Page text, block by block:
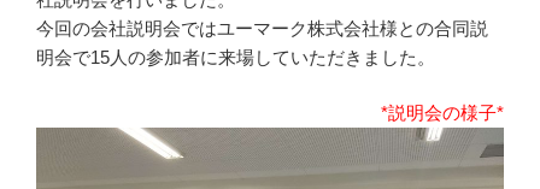
今回の会社説明会ではユーマーク株式会社様との合同説
明会で15人の参加者に来場していただきました。
*説明会の様子*